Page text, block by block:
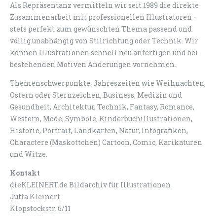
Als Repräsentanz vermitteln wir seit 1989 die direkte
Zusammenarbeit mit professionellen Illustratoren –
stets perfekt zum gewünschten Thema passend und
völlig unabhängig von Stilrichtung oder Technik. Wir
können Illustrationen schnell neu anfertigen und bei
bestehenden Motiven Änderungen vornehmen.
Themenschwerpunkte: Jahreszeiten wie Weihnachten,
Ostern oder Sternzeichen, Business, Medizin und
Gesundheit, Architektur, Technik, Fantasy, Romance,
Western, Mode, Symbole, Kinderbuchillustrationen,
Historie, Portrait, Landkarten, Natur, Infografiken,
Charactere (Maskottchen) Cartoon, Comic, Karikaturen
und Witze.
Kontakt
dieKLEINERT.de Bildarchiv für Illustrationen
Jutta Kleinert
Klopstockstr. 6/11